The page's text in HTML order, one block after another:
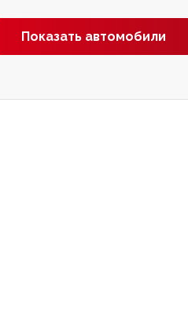
Показать автомобили